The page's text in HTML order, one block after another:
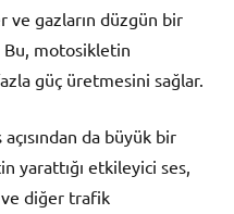
ve gazların düzgün bir
Bu, motosikletin
güç üretmesini sağlar.
da büyük bir
yarattığı etkileyici ses,
ve diğer trafik